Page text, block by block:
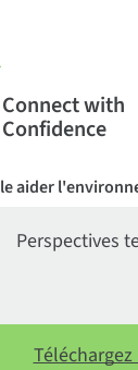
Connect with
Confidence
aider
Perspectives